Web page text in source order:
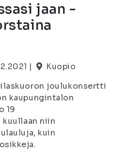
jaan -
|
Kuopio
joulukonsertti
kaupungintalon
19
kuullaan niin
kuin